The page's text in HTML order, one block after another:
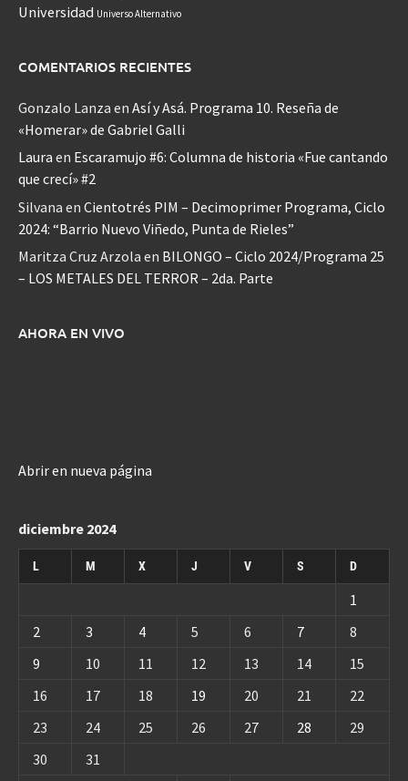
Universidad Universo Alternativo
COMENTARIOS RECIENTES
Gonzalo Lanza en Así y Asá. Programa 10. Reseña de
«Homerar» de Gabriel Galli
Laura en Escaramujo #6: Columna de historia «Fue cantando
que crecí» #2
Silvana en Cientotrés PIM – Decimoprimer Programa, Ciclo
2024: “Barrio Nuevo Viñedo, Punta de Rieles”
Maritza Cruz Arzola en BILONGO – Ciclo 2024/Programa 25
– LOS METALES DEL TERROR – 2da. Parte
AHORA EN VIVO
Abrir en nueva página
diciembre 2024
L M X J V S D
1
2
3 4 5 6 7
8
9
10 11 12 13 14
15
16
17 18 19 20 21
22
23
24 25 26 27 28
29
30
31